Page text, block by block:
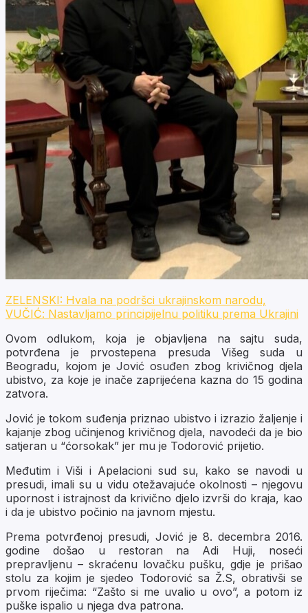
ZELENSKI: Hvala na podršci ukrajinskom narodu,
VUČIĆ: Nastavljamo principijelnu politiku prema Ukrajini
Ovom odlukom, koja je objavljena na sajtu suda,
potvrđena je prvostepena presuda Višeg suda u
Beogradu, kojom je Jović osuđen zbog krivičnog djela
ubistvo, za koje je inače zaprijećena kazna do 15 godina
zatvora.
Jović je tokom suđenja priznao ubistvo i izrazio žaljenje i
kajanje zbog učinjenog krivičnog djela, navodeći da je bio
satjeran u “ćorsokak” jer mu je Todorović prijetio.
Međutim i Viši i Apelacioni sud su, kako se navodi u
presudi, imali su u vidu otežavajuće okolnosti – njegovu
upornost i istrajnost da krivično djelo izvrši do kraja, kao
i da je ubistvo počinio na javnom mjestu.
Prema potvrđenoj presudi, Jović je 8. decembra 2016.
godine došao u restoran na Adi Huji, noseći
prepravljenu – skraćenu lovačku pušku, gdje je prišao
stolu za kojim je sjedeo Todorović sa Ž.S, obrativši se
prvom riječima: “Zašto si me uvalio u ovo”, a potom iz
puške ispalio u njega dva patrona.